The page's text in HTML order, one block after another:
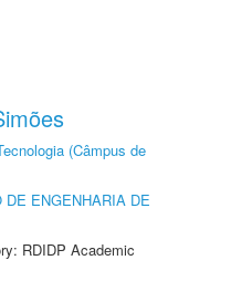
(Câmpus de
DE ENGENHARIA DE
RDIDP Academic